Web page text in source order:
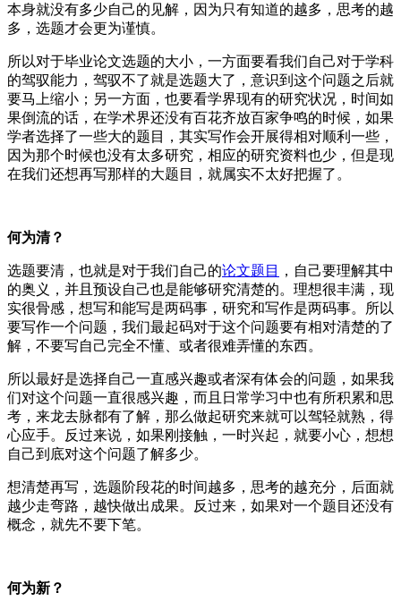
本身就没有多少自己的见解，因为只有知道的越多，思考的越
多，选题才会更为谨慎。
所以对于毕业论文选题的大小，一方面要看我们自己对于学科
的驾驭能力，驾驭不了就是选题大了，意识到这个问题之后就
要马上缩小；另一方面，也要看学界现有的研究状况，时间如
果倒流的话，在学术界还没有百花齐放百家争鸣的时候，如果
学者选择了一些大的题目，其实写作会开展得相对顺利一些，
因为那个时候也没有太多研究，相应的研究资料也少，但是现
在我们还想再写那样的大题目，就属实不太好把握了。
何为清？
选题要清，也就是对于我们自己的论文题目
，自己要理解其中
的奥义，并且预设自己也是能够研究清楚的。理想很丰满，现
实很骨感，想写和能写是两码事，研究和写作是两码事。所以
要写作一个问题，我们最起码对于这个问题要有相对清楚的了
解，不要写自己完全不懂、或者很难弄懂的东西。
所以最好是选择自己一直感兴趣或者深有体会的问题，如果我
们对这个问题一直很感兴趣，而且日常学习中也有所积累和思
考，来龙去脉都有了解，那么做起研究来就可以驾轻就熟，得
心应手。反过来说，如果刚接触，一时兴起，就要小心，想想
自己到底对这个问题了解多少。
想清楚再写，选题阶段花的时间越多，思考的越充分，后面就
越少走弯路，越快做出成果。反过来，如果对一个题目还没有
概念，就先不要下笔。
何为新？